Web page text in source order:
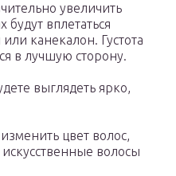
увеличить
будут вплетаться
канекалон. Густота
в лучшую сторону.
выглядеть ярко,
цвет волос,
волосы